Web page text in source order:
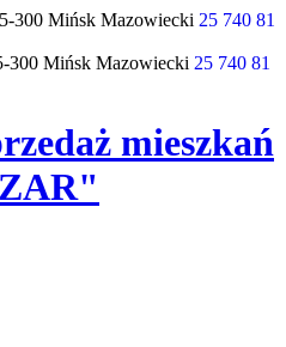
300 Mińsk Mazowiecki 25 740 81
300 Mińsk Mazowiecki 25 740 81